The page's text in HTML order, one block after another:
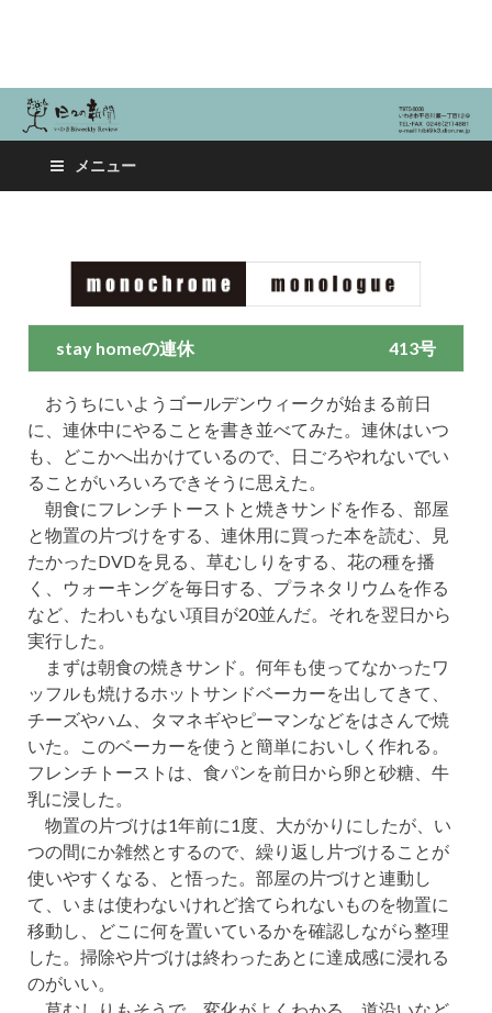
日々の新聞
メニュー
stay homeの連休 413号
おうちにいようゴールデンウィークが始まる前日
に、連休中にやることを書き並べてみた。連休はいつ
も、どこかへ出かけているので、日ごろやれないでい
ることがいろいろできそうに思えた。
朝食にフレンチトーストと焼きサンドを作る、部屋
と物置の片づけをする、連休用に買った本を読む、見
たかったDVDを見る、草むしりをする、花の種を播
く、ウォーキングを毎日する、プラネタリウムを作る
など、たわいもない項目が20並んだ。それを翌日から
実行した。
まずは朝食の焼きサンド。何年も使ってなかったワ
ッフルも焼けるホットサンドベーカーを出してきて、
チーズやハム、タマネギやピーマンなどをはさんで焼
いた。このベーカーを使うと簡単においしく作れる。
フレンチトーストは、食パンを前日から卵と砂糖、牛
乳に浸した。
物置の片づけは1年前に1度、大がかりにしたが、い
つの間にか雑然とするので、繰り返し片づけることが
使いやすくなる、と悟った。部屋の片づけと連動し
て、いまは使わないけれど捨てられないものを物置に
移動し、どこに何を置いているかを確認しながら整理
した。掃除や片づけは終わったあとに達成感に浸れる
のがいい。